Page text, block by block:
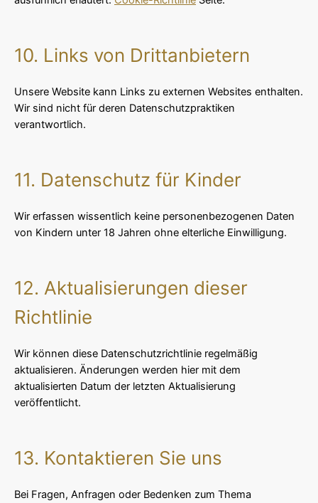
10. Links von Drittanbietern
Unsere Website kann Links zu externen Websites enthalten.
Wir sind nicht für deren Datenschutzpraktiken
verantwortlich.
11. Datenschutz für Kinder
Wir erfassen wissentlich keine personenbezogenen Daten
von Kindern unter 18 Jahren ohne elterliche Einwilligung.
12. Aktualisierungen dieser
Richtlinie
Wir können diese Datenschutzrichtlinie regelmäßig
aktualisieren. Änderungen werden hier mit dem
aktualisierten Datum der letzten Aktualisierung
veröffentlicht.
13. Kontaktieren Sie uns
Bei Fragen, Anfragen oder Bedenken zum Thema